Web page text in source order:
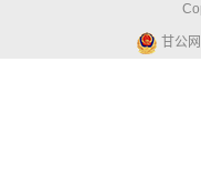
甘公